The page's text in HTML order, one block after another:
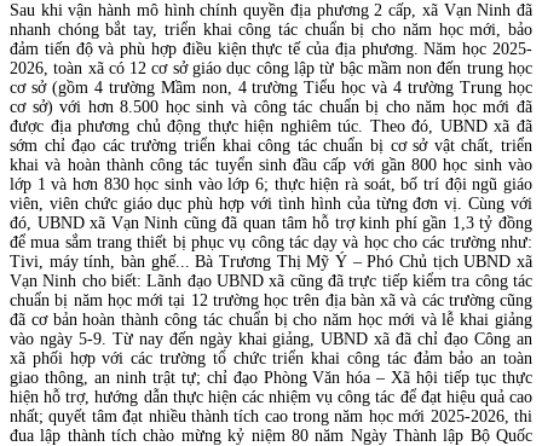
Sau khi vận hành mô hình chính quyền địa phương 2 cấp, xã Vạn Ninh đã
nhanh chóng bắt tay, triển khai công tác chuẩn bị cho năm học mới, bảo
đảm tiến độ và phù hợp điều kiện thực tế của địa phương. Năm học 2025-
2026, toàn xã có 12 cơ sở giáo dục công lập từ bậc mầm non đến trung học
cơ sở (gồm 4 trường Mầm non, 4 trường Tiểu học và 4 trường Trung học
cơ sở) với hơn 8.500 học sinh và công tác chuẩn bị cho năm học mới đã
được địa phương chủ động thực hiện nghiêm túc. Theo đó, UBND xã đã
sớm chỉ đạo các trường triển khai công tác chuẩn bị cơ sở vật chất, triển
khai và hoàn thành công tác tuyển sinh đầu cấp với gần 800 học sinh vào
lớp 1 và hơn 830 học sinh vào lớp 6; thực hiện rà soát, bố trí đội ngũ giáo
viên, viên chức giáo dục phù hợp với tình hình của từng đơn vị. Cùng với
đó, UBND xã Vạn Ninh cũng đã quan tâm hỗ trợ kinh phí gần 1,3 tỷ đồng
để mua sắm trang thiết bị phục vụ công tác dạy và học cho các trường như:
Tivi, máy tính, bàn ghế... Bà Trương Thị Mỹ Ý – Phó Chủ tịch UBND xã
Vạn Ninh cho biết: Lãnh đạo UBND xã cũng đã trực tiếp kiểm tra công tác
chuẩn bị năm học mới tại 12 trường học trên địa bàn xã và các trường cũng
đã cơ bản hoàn thành công tác chuẩn bị cho năm học mới và lễ khai giảng
vào ngày 5-9. Từ nay đến ngày khai giảng, UBND xã đã chỉ đạo Công an
xã phối hợp với các trường tổ chức triển khai công tác đảm bảo an toàn
giao thông, an ninh trật tự; chỉ đạo Phòng Văn hóa – Xã hội tiếp tục thực
hiện hỗ trợ, hướng dẫn thực hiện các nhiệm vụ công tác để đạt hiệu quả cao
nhất; quyết tâm đạt nhiều thành tích cao trong năm học mới 2025-2026, thi
đua lập thành tích chào mừng kỷ niệm 80 năm Ngày Thành lập Bộ Quốc